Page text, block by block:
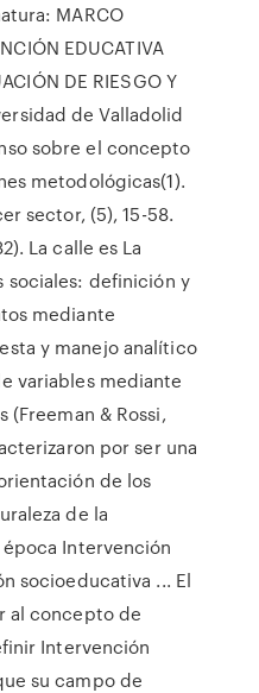
MARCO
EDUCATIVA
DE RIESGO Y
de Valladolid
sobre el concepto
metodológicas(1).
sector, (5), 15-58.
La calle es La
sociales: definición y
mediante
y manejo analítico
variables mediante
& Rossi,
por ser una
de los
de la
Intervención
socioeducativa ... El
al concepto de
Intervención
su campo de